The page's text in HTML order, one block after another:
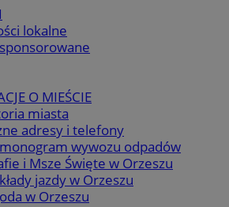
lokalne
O MIEŚCIE
miasta
adresy i telefony
wywozu odpadów
i Msze Święte w Orzeszu
jazdy w Orzeszu
w Orzeszu